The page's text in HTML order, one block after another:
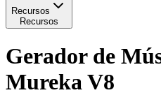
Recursos
Recursos
Gerador de
Mureka V8